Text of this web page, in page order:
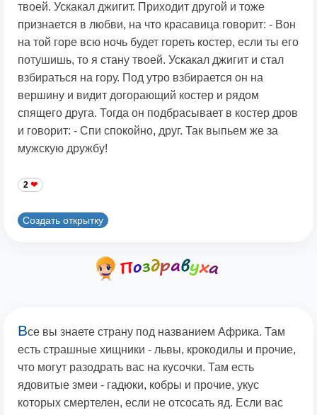
твоей. Ускакал джигит. Приходит другой и тоже
признается в любви, на что красавица говорит: - Вон
на той горе всю ночь будет гореть костер, если ты его
потушишь, то я стану твоей. Ускакал джигит и стал
взбираться на гору. Под утро взбирается он на
вершину и видит догорающий костер и рядом
спящего друга. Тогда он подбрасывает в костер дров
и говорит: - Спи спокойно, друг. Так выпьем же за
мужскую дружбу!
2
Создать открытку
Все вы знаете страну под названием Африка. Там
есть страшные хищники - львы, крокодилы и прочие,
что могут разодрать вас на кусочки. Там есть
ядовитые змеи - гадюки, кобры и прочие, укус
которых смертелен, если не отсосать яд. Если вас